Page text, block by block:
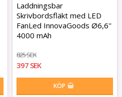
Laddningsbar
Skrivbordsfläkt med LED
FanLed InnovaGoods Ø6,6''
4000 mAh
825 SEK
397 SEK
KÖP